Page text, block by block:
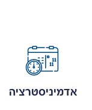
אדמיניסטרציה